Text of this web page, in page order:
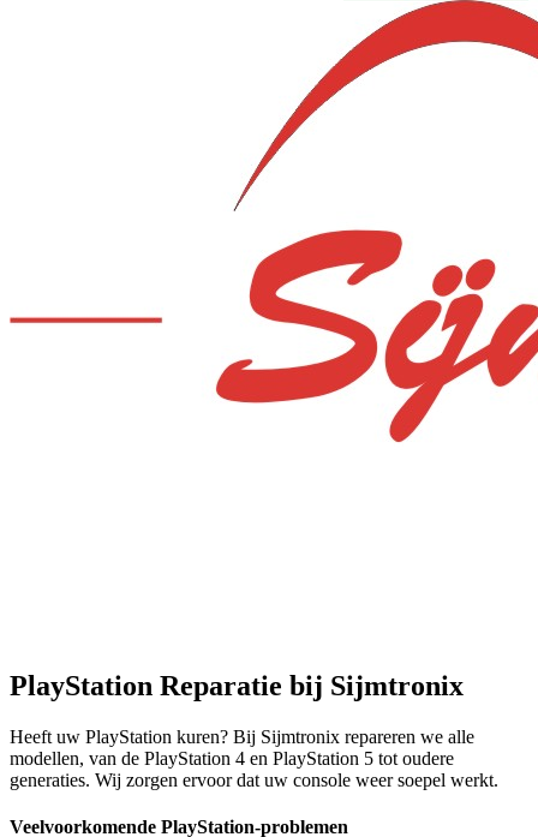
PlayStation Reparatie bij Sijmtronix
Heeft uw PlayStation kuren? Bij Sijmtronix repareren we alle
modellen, van de PlayStation 4 en PlayStation 5 tot oudere
generaties. Wij zorgen ervoor dat uw console weer soepel werkt.
Veelvoorkomende PlayStation-problemen